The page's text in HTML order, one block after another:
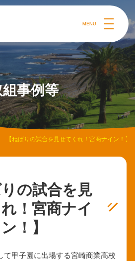
MENU
事例等
【ねばりの試合を見せてくれ！宮商ナイン！】
りの試合を見
！宮商ナイ
ン！】
て甲子園に出場する宮崎商業高校